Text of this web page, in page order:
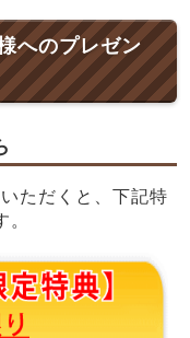
へのプレゼン
ただくと、下記特